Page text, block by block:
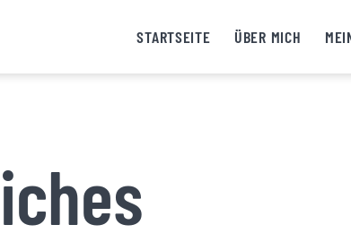
STARTSEITE ÜBER MICH